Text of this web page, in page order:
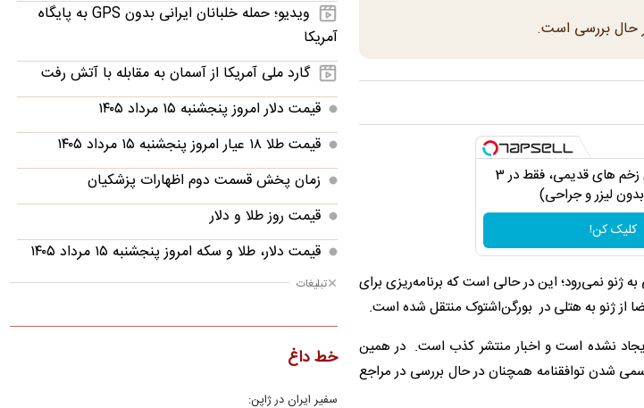
حال بررسی است.
از بین بردن جای زخم های قدیمی، فقط در 3
لیزر و جراحی)
کلیک کن!
ژنو نمی‌رود؛ این در حالی است که برنامه‌ریزی برای
ایجاد نشده‌ است و اخبار منتشر کذب است. در همین
شد. ساز و کار رسمی شدن توافقنامه همچنان در حال بررسی در مراجع
ویدیو؛ حمله خلبانان ایرانی بدون GPS به پایگاه
آمریکا
گارد ملی آمریکا از آسمان به مقابله با آتش رفت
قیمت دلار امروز پنجشنبه ۱۵ مرداد ۱۴۰۵
قیمت طلا ۱۸ عیار امروز پنجشنبه ۱۵ مرداد ۱۴۰۵
زمان پخش قسمت دوم اظهارات پزشکیان
قیمت روز طلا و دلار
قیمت دلار، طلا و سکه امروز پنجشنبه ۱۵ مرداد ۱۴۰۵
مقایسه رانا پلاس و سهند S؛ خرید کدام سدان
مرغ گران می‌شود
تبلیغات
خط داغ
سفیر ایران در ژاپن: